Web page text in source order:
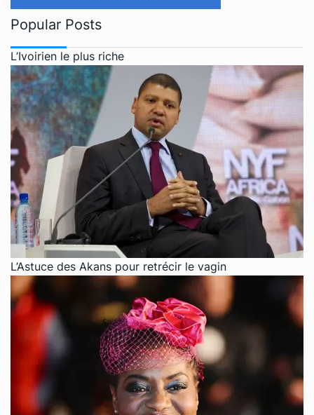
Popular Posts
L’Ivoirien le plus riche
L’Astuce des Akans pour retrécir le vagin